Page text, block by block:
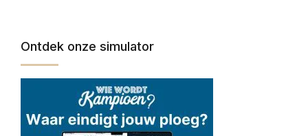
Ontdek onze simulator